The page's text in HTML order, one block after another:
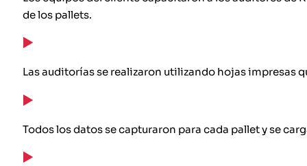
de los pallets.
Las auditorías se realizaron utilizando hojas impresas
Todos los datos se capturaron para cada pallet y se